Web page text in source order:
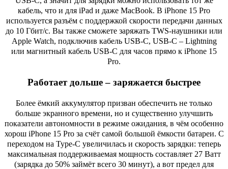
кабель, что и для iPad и даже MacBook. В iPhone 15 Pro
используется разъём с поддержкой скорости передачи данных
до 10 Гбит/с. Вы также сможете заряжать TWS-наушники или
Apple Watch, подключив кабель USB-C, USB-C – Lightning
или магнитный кабель USB-C для часов прямо к iPhone 15
Pro.
Работает дольше – заряжается быстрее
Более ёмкий аккумулятор призван обеспечить не только
больше экранного времени, но и существенно улучшить
показатели автономности в режиме ожидания, в чём особенно
хорош iPhone 15 Pro за счёт самой большой ёмкости батареи. С
переходом на Type-C увеличилась и скорость зарядки: теперь
максимальная поддерживаемая мощность составляет 27 Ватт
(зарядка до 50% займёт всего 30 минут), а вот предел для